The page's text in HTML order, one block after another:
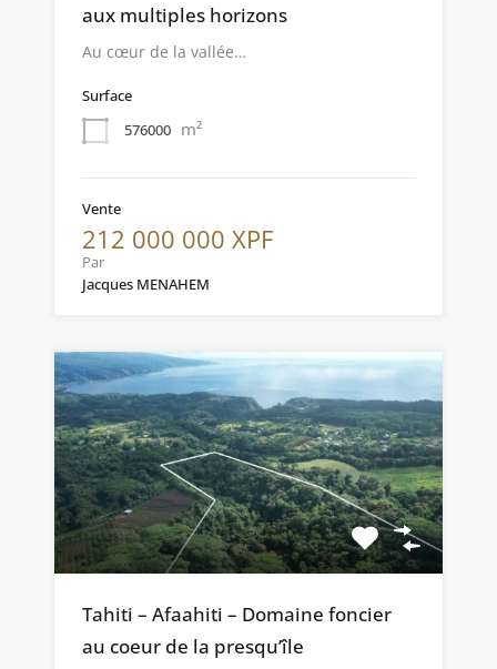
aux multiples horizons
Au cœur de la vallée…
Surface
576000 m²
Vente
212 000 000 XPF
Par
Jacques MENAHEM
Tahiti – Afaahiti – Domaine foncier
au coeur de la presqu’île